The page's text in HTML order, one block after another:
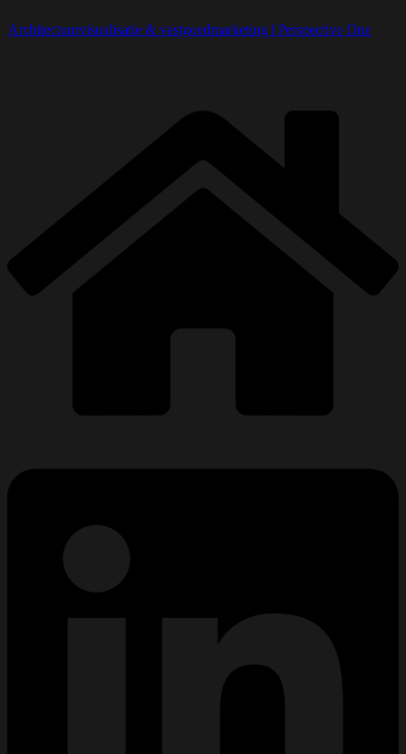
Architectuurvisualisatie & vastgoedmarketing | Perspective One